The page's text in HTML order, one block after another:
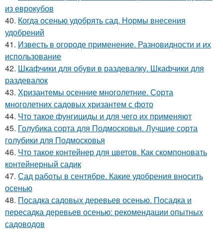
из еврокубов
40. Когда осенью удобрять сад. Нормы внесения
удобрений
41. Известь в огороде применение. Разновидности и их
использование
42. Шкафчики для обуви в раздевалку. Шкафчики для
раздевалок
43. Хризантемы осенние многолетние. Сорта
многолетних садовых хризантем с фото
44. Что такое фунгициды и для чего их применяют
45. Голубика сорта для Подмосковья. Лучшие сорта
голубики для Подмосковья
46. Что такое контейнер для цветов. Как скомпоновать
контейнерный садик
47. Сад работы в сентябре. Какие удобрения вносить
осенью
48. Посадка садовых деревьев осенью. Посадка и
пересадка деревьев осенью: рекомендации опытных
садоводов